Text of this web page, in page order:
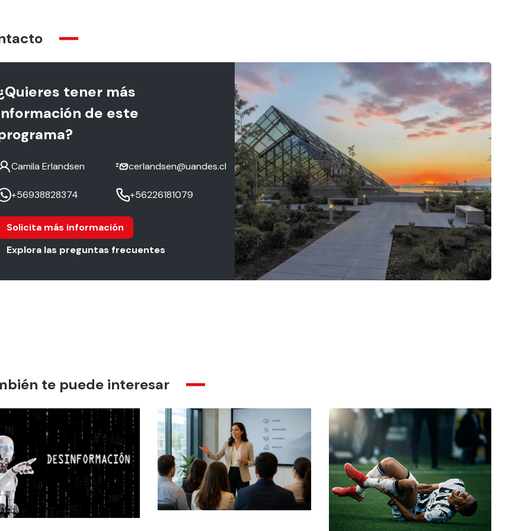
tener más
de este
Camila Erlandsen cerlandsen@uandes.cl
+56938828374 +56226181079
Solicita más información
Explora las preguntas frecuentes
te puede interesar